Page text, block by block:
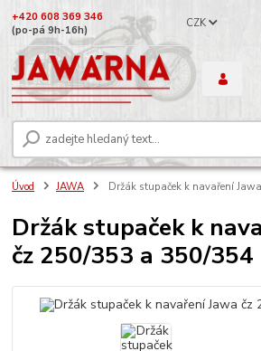
CZK
+420 608 369 346
(po-pá 9h-16h)
Úvod JAWA Držák stupaček k navaření
Držák stupaček k
čz 250/353 a 350/354